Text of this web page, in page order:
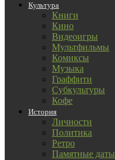
Культура
Книги
Кино
Видеоигры
Мультфильмы
Комиксы
Музыка
Граффити
Субкультуры
Кофе
История
Личности
Политика
Ретро
Памятные даты